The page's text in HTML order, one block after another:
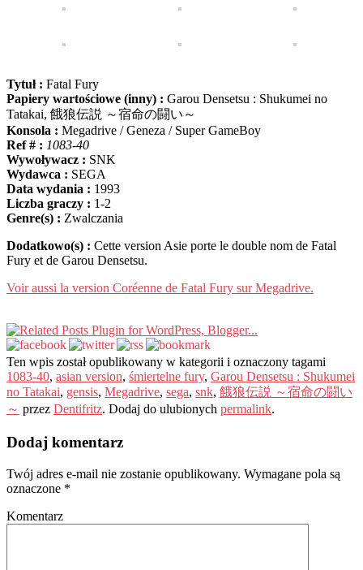
Tytuł : Fatal Fury
Papiery wartościowe (inny) : Garou Densetsu : Shukumei no
Tatakai, 餓狼伝説 ～宿命の闘い～
Konsola : Megadrive / Geneza / Super GameBoy
Ref # : 1083-40
Wywoływacz : SNK
Wydawca : SEGA
Data wydania : 1993
Liczba graczy : 1-2
Genre(s) : Zwalczania
Dodatkowo(s) : Cette version Asie porte le double nom de Fatal
Fury et de Garou Densetsu.
Voir aussi la version Coréenne de Fatal Fury sur Megadrive.
Ten wpis został opublikowany w kategorii i oznaczony tagami
1083-40, asian version, śmiertelne fury, Garou Densetsu : Shukumei
no Tatakai, gensis, Megadrive, sega, snk, 餓狼伝説 ～宿命の闘い
～ przez Dentifritz. Dodaj do ulubionych permalink.
Dodaj komentarz
Twój adres e-mail nie zostanie opublikowany. Wymagane pola są
oznaczone *
Komentarz